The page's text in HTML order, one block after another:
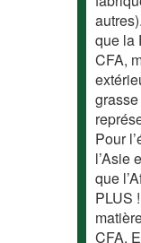
que la
CFA,
Pour
l’Asie
que
PLUS
CFA.